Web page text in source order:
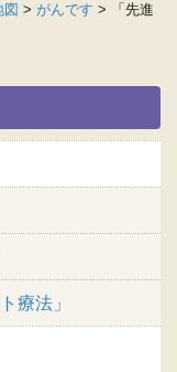
> がんです >
「先進
療法」